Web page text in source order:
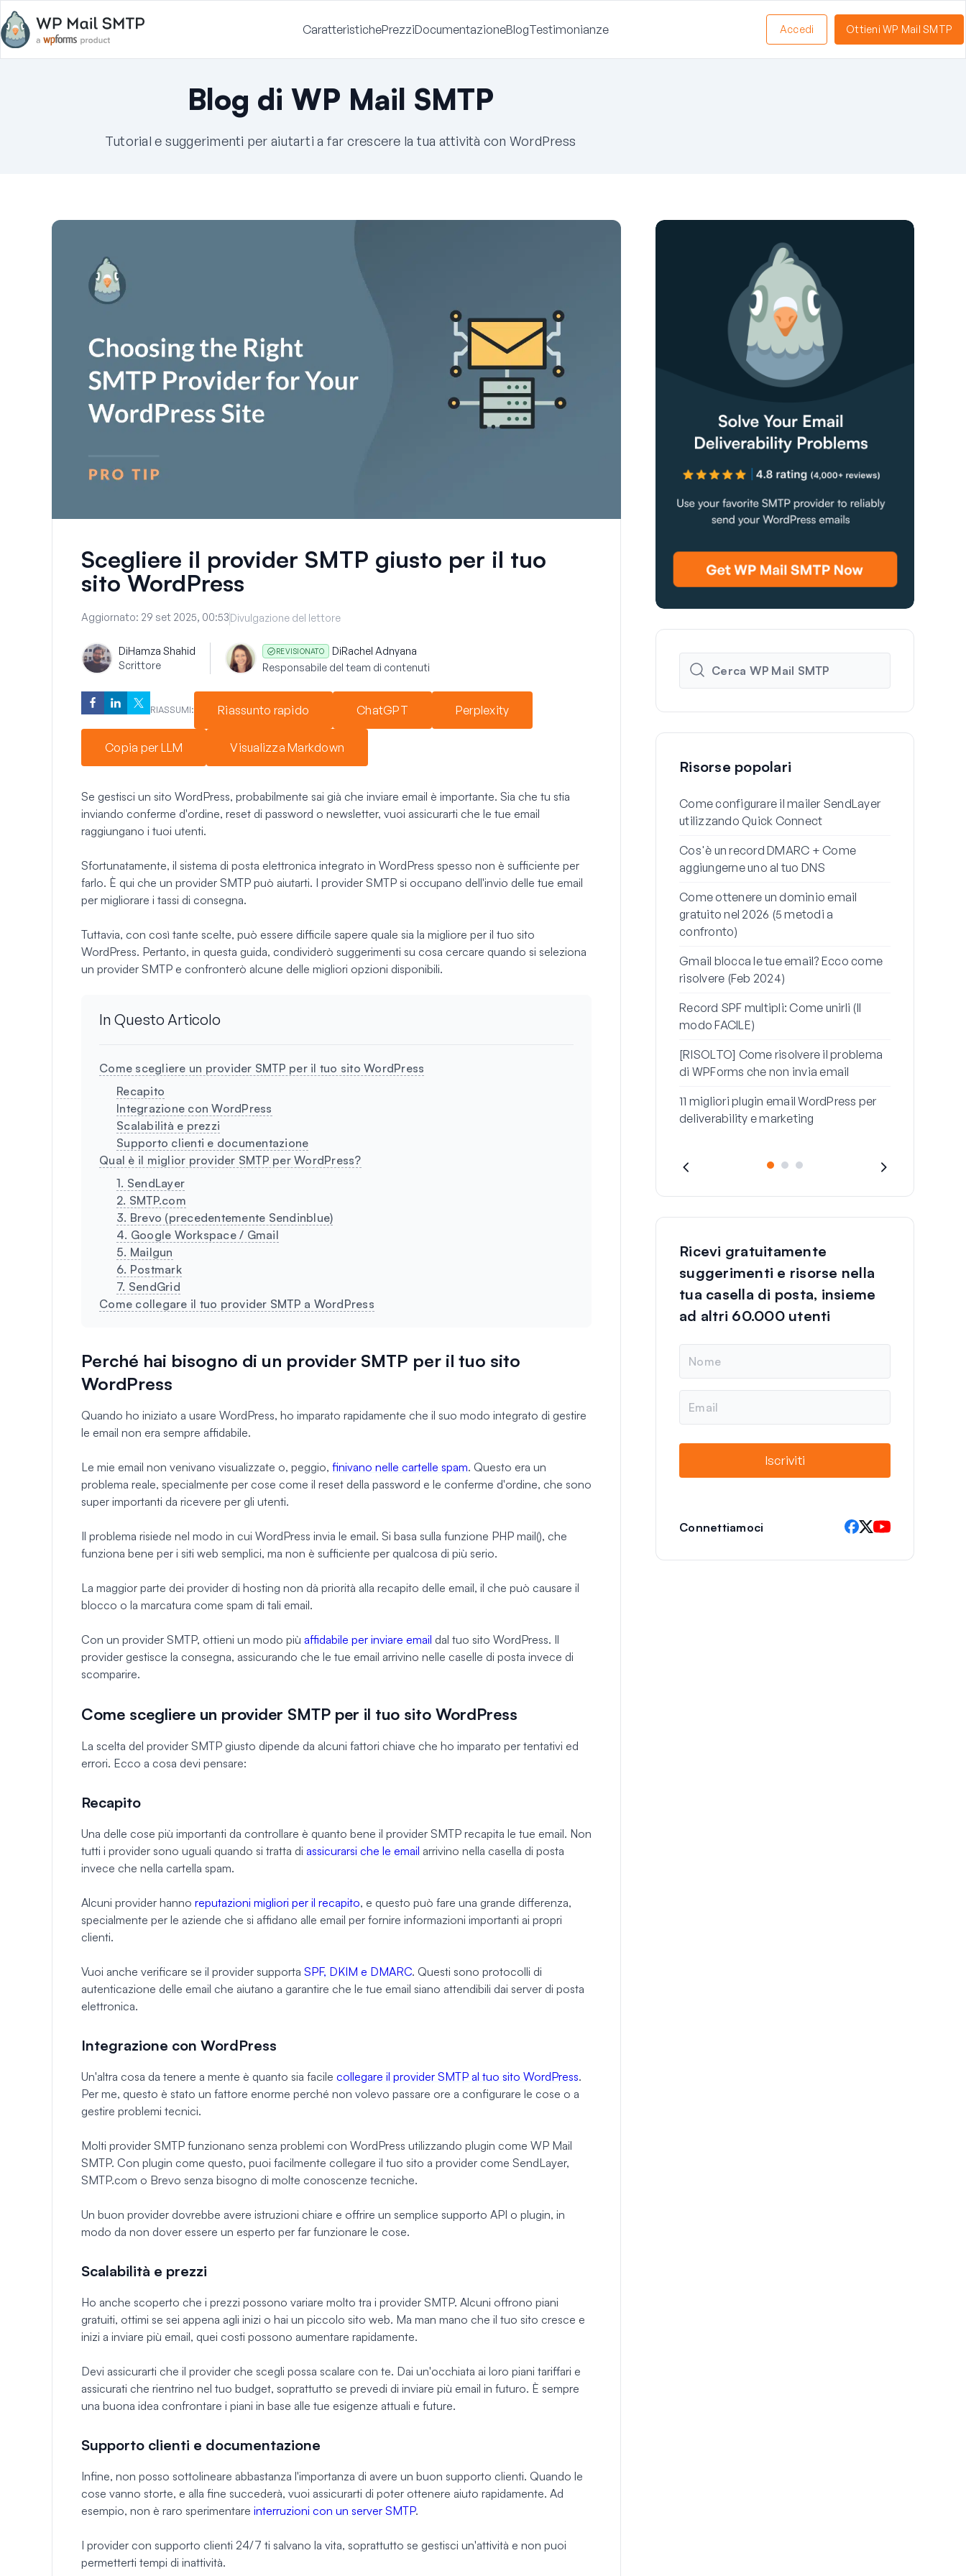
CaratteristichePrezziDocumentazioneBlogTestimonianze Accedi Ottieni WP Mail SMTP
Blog di WP Mail SMTP
Tutorial e suggerimenti per aiutarti a far crescere la tua attività con WordPress
Scegliere il provider SMTP giusto per il tuo
sito WordPress
Aggiornato: 29 set 2025, 00:53Divulgazione del lettore
DiHamza Shahid
Scrittore
REVISIONATO DiRachel Adnyana
Responsabile del team di contenuti
RIASSUMI: Riassunto rapido ChatGPT Perplexity
Copia per LLM Visualizza Markdown
Se gestisci un sito WordPress, probabilmente sai già che inviare email è importante. Sia che tu stia
inviando conferme d'ordine, reset di password o newsletter, vuoi assicurarti che le tue email
raggiungano i tuoi utenti.
Sfortunatamente, il sistema di posta elettronica integrato in WordPress spesso non è sufficiente per
farlo. È qui che un provider SMTP può aiutarti. I provider SMTP si occupano dell'invio delle tue email
per migliorare i tassi di consegna.
Tuttavia, con così tante scelte, può essere difficile sapere quale sia la migliore per il tuo sito
WordPress. Pertanto, in questa guida, condividerò suggerimenti su cosa cercare quando si seleziona
un provider SMTP e confronterò alcune delle migliori opzioni disponibili.
In Questo Articolo
Come scegliere un provider SMTP per il tuo sito WordPress
Recapito
Integrazione con WordPress
Scalabilità e prezzi
Supporto clienti e documentazione
Qual è il miglior provider SMTP per WordPress?
1. SendLayer
2. SMTP.com
3. Brevo (precedentemente Sendinblue)
4. Google Workspace / Gmail
5. Mailgun
6. Postmark
7. SendGrid
Come collegare il tuo provider SMTP a WordPress
Perché hai bisogno di un provider SMTP per il tuo sito
WordPress
Quando ho iniziato a usare WordPress, ho imparato rapidamente che il suo modo integrato di gestire
le email non era sempre affidabile.
Le mie email non venivano visualizzate o, peggio, finivano nelle cartelle spam. Questo era un
problema reale, specialmente per cose come il reset della password e le conferme d'ordine, che sono
super importanti da ricevere per gli utenti.
Il problema risiede nel modo in cui WordPress invia le email. Si basa sulla funzione PHP mail(), che
funziona bene per i siti web semplici, ma non è sufficiente per qualcosa di più serio.
La maggior parte dei provider di hosting non dà priorità alla recapito delle email, il che può causare il
blocco o la marcatura come spam di tali email.
Con un provider SMTP, ottieni un modo più affidabile per inviare email dal tuo sito WordPress. Il
provider gestisce la consegna, assicurando che le tue email arrivino nelle caselle di posta invece di
scomparire.
Come scegliere un provider SMTP per il tuo sito WordPress
La scelta del provider SMTP giusto dipende da alcuni fattori chiave che ho imparato per tentativi ed
errori. Ecco a cosa devi pensare:
Recapito
Una delle cose più importanti da controllare è quanto bene il provider SMTP recapita le tue email. Non
tutti i provider sono uguali quando si tratta di assicurarsi che le email arrivino nella casella di posta
invece che nella cartella spam.
Alcuni provider hanno reputazioni migliori per il recapito, e questo può fare una grande differenza,
specialmente per le aziende che si affidano alle email per fornire informazioni importanti ai propri
clienti.
Vuoi anche verificare se il provider supporta SPF, DKIM e DMARC. Questi sono protocolli di
autenticazione delle email che aiutano a garantire che le tue email siano attendibili dai server di posta
elettronica.
Integrazione con WordPress
Un'altra cosa da tenere a mente è quanto sia facile collegare il provider SMTP al tuo sito WordPress.
Per me, questo è stato un fattore enorme perché non volevo passare ore a configurare le cose o a
gestire problemi tecnici.
Molti provider SMTP funzionano senza problemi con WordPress utilizzando plugin come WP Mail
SMTP. Con plugin come questo, puoi facilmente collegare il tuo sito a provider come SendLayer,
SMTP.com o Brevo senza bisogno di molte conoscenze tecniche.
Un buon provider dovrebbe avere istruzioni chiare e offrire un semplice supporto API o plugin, in
modo da non dover essere un esperto per far funzionare le cose.
Scalabilità e prezzi
Ho anche scoperto che i prezzi possono variare molto tra i provider SMTP. Alcuni offrono piani
gratuiti, ottimi se sei appena agli inizi o hai un piccolo sito web. Ma man mano che il tuo sito cresce e
inizi a inviare più email, quei costi possono aumentare rapidamente.
Devi assicurarti che il provider che scegli possa scalare con te. Dai un'occhiata ai loro piani tariffari e
assicurati che rientrino nel tuo budget, soprattutto se prevedi di inviare più email in futuro. È sempre
una buona idea confrontare i piani in base alle tue esigenze attuali e future.
Supporto clienti e documentazione
Infine, non posso sottolineare abbastanza l'importanza di avere un buon supporto clienti. Quando le
cose vanno storte, e alla fine succederà, vuoi assicurarti di poter ottenere aiuto rapidamente. Ad
esempio, non è raro sperimentare interruzioni con un server SMTP.
I provider con supporto clienti 24/7 ti salvano la vita, soprattutto se gestisci un'attività e non puoi
permetterti tempi di inattività.
Risorse popolari
Come configurare il mailer SendLayer
utilizzando Quick Connect
Cos'è un record DMARC + Come
aggiungerne uno al tuo DNS
Come ottenere un dominio email
gratuito nel 2026 (5 metodi a
confronto)
Gmail blocca le tue email? Ecco come
risolvere (Feb 2024)
Record SPF multipli: Come unirli (Il
modo FACILE)
[RISOLTO] Come risolvere il problema
di WPForms che non invia email
11 migliori plugin email WordPress per
deliverability e marketing
Ricevi gratuitamente
suggerimenti e risorse nella
tua casella di posta, insieme
ad altri 60.000 utenti
m
e
a
Iscriviti
Connettiamoci